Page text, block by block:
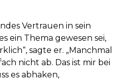
Vertrauen in sein
ein Thema gewesen sei,
sagte er. „Manchmal
nicht ab. Das ist mir bei
es abhaken,